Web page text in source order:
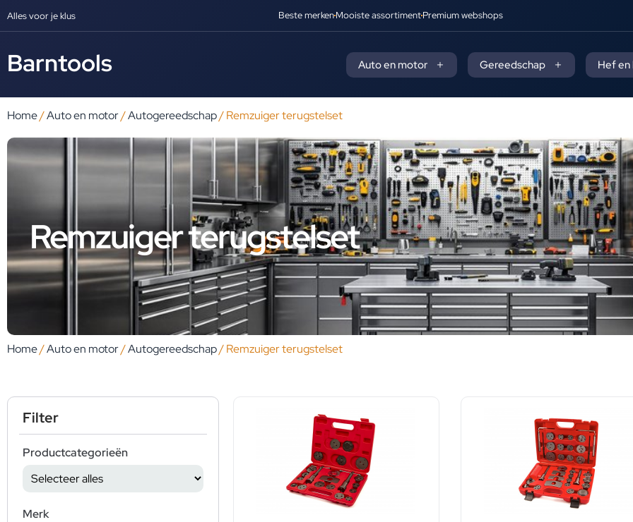
Alles voor je klus Beste merkenMooiste assortimentPremium webshops
Barntools Auto en motor Gereedschap Hef en
Home/Auto en motor/Autogereedschap/ Remzuiger terugstelset
Remzuiger terugstelset
Home/Auto en motor/Autogereedschap/ Remzuiger terugstelset
Filter
Productcategorieën
Merk